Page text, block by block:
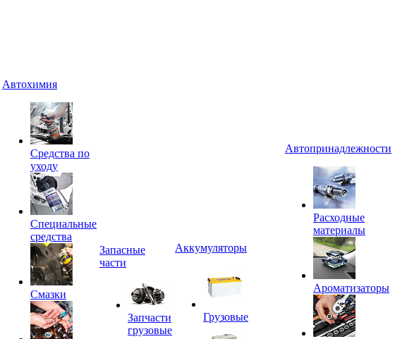
Автохимия
Средства по
уходу
Специальные
средства
Смазки
Запасные
части
Запчасти
грузовые
Аккумуляторы
Грузовые
Автопринадлежности
Расходные
материалы
Ароматизаторы